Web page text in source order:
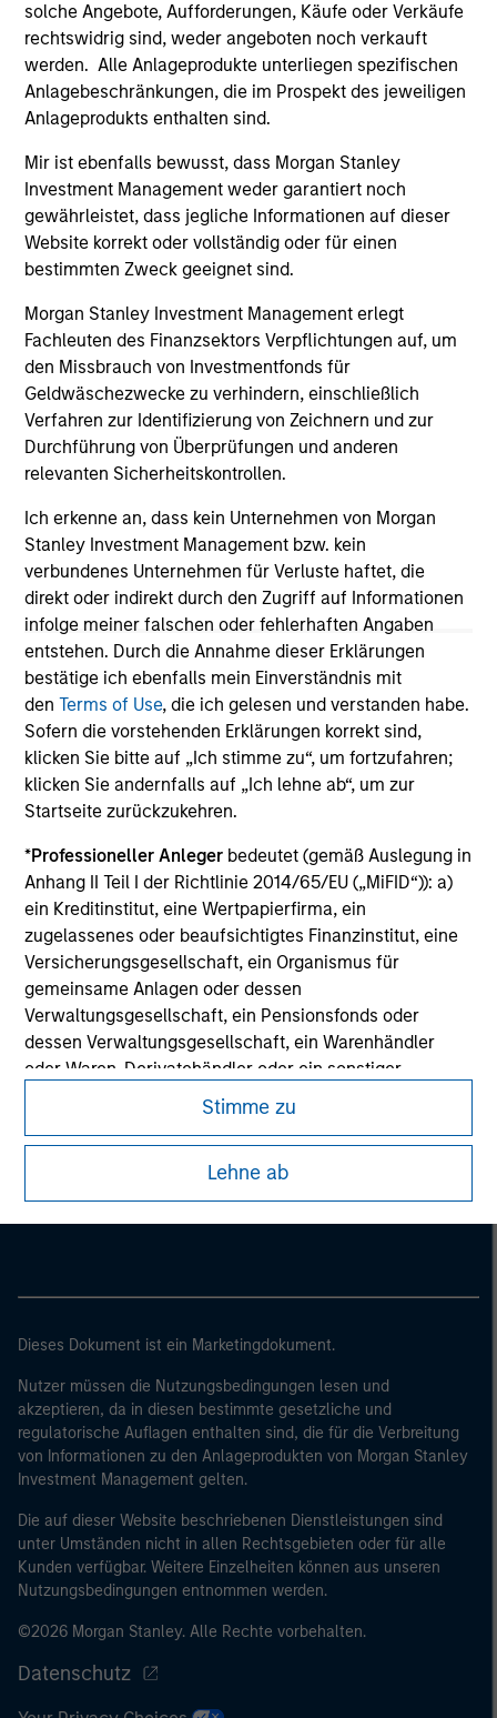
solche Angebote, Aufforderungen, Käufe oder Verkäufe
rechtswidrig sind, weder angeboten noch verkauft
werden. Alle Anlageprodukte unterliegen spezifischen
Anlagebeschränkungen, die im Prospekt des jeweiligen
Anlageprodukts enthalten sind.
Mir ist ebenfalls bewusst, dass Morgan Stanley
Investment Management weder garantiert noch
gewährleistet, dass jegliche Informationen auf dieser
Website korrekt oder vollständig oder für einen
bestimmten Zweck geeignet sind.
Morgan Stanley Investment Management erlegt
Fachleuten des Finanzsektors Verpflichtungen auf, um
den Missbrauch von Investmentfonds für
Geldwäschezwecke zu verhindern, einschließlich
Verfahren zur Identifizierung von Zeichnern und zur
Durchführung von Überprüfungen und anderen
relevanten Sicherheitskontrollen.
Ich erkenne an, dass kein Unternehmen von Morgan
Stanley Investment Management bzw. kein
verbundenes Unternehmen für Verluste haftet, die
direkt oder indirekt durch den Zugriff auf Informationen
infolge meiner falschen oder fehlerhaften Angaben
entstehen. Durch die Annahme dieser Erklärungen
bestätige ich ebenfalls mein Einverständnis mit
denTerms of Use, die ich gelesen und verstanden habe.
Sofern die vorstehenden Erklärungen korrekt sind,
klicken Sie bitte auf „Ich stimme zu“, um fortzufahren;
klicken Sie andernfalls auf „Ich lehne ab“, um zur
Startseite zurückzukehren.
*Professioneller Anleger bedeutet (gemäß Auslegung in
Anhang II Teil I der Richtlinie 2014/65/EU („MiFID“)): a)
ein Kreditinstitut, eine Wertpapierfirma, ein
zugelassenes oder beaufsichtigtes Finanzinstitut, eine
Versicherungsgesellschaft, ein Organismus für
gemeinsame Anlagen oder dessen
Verwaltungsgesellschaft, ein Pensionsfonds oder
dessen Verwaltungsgesellschaft, ein Warenhändler
oder Waren-Derivatehändler oder ein sonstiger
institutioneller Anleger, der in jedem Fall für die Tätigkeit
beaufsichtigt werden muss; b) ein Großunternehmen,
das mindestens zwei der folgenden
Größenanforderungen auf Unternehmensbasis erfüllt: (i)
eine Bilanzsumme von 20 Mio. EUR, (ii)
Regierung, einschließlich Stellen der staatlichen
Ebene, Zentralbanken, internationaler und
supranationaler Einrichtungen wie die Weltbank, der
IWF, die EZB, die EIB und andere vergleichbare
internationale Organisationen, die auf eigene Rechnung
Bitte beachten Sie, dass die Definition eines
professionellen Anlegers von der Definition der
Regulierungsbehörde des Landes abweichen kann, von
dem aus auf die Website zugegriffen wird.
Stimme zu
Lehne ab
Commodity Market Outlook: Trends
Driving Optimism in 2026
Discover what key trends are shaping the
commodity sectors in 2026 and setting up an
optimistic outlook for commodities.
12-DEC-2025
May not represent all Team Members.
The information on this page is for informational
purposes only. The information contained herein does
not constitute and should not be construed as an
offering of advisory services or an offer to sell or a
solicitation of an offer to buy any securities in any
purchase or sale would be unlawful under the
securities, insurance or other laws of such jurisdiction.
All investing involves risks, including a loss of principal.
Please refer to the strategy detail page for important
information on the strategy, including additional risk
Morgan Stanley Careers
Dieses Dokument ist ein Marketingdokument.
Nutzer müssen die Nutzungsbedingungen lesen und
akzeptieren, da in diesen bestimmte gesetzliche und
regulatorische Auflagen enthalten sind, die für die Verbreitung
von Informationen zu den Anlageprodukten von Morgan Stanley
Investment Management gelten.
Die auf dieser Website beschriebenen Dienstleistungen sind
unter Umständen nicht in allen Rechtsgebieten oder für alle
Kunden verfügbar. Weitere Einzelheiten können aus unseren
Nutzungsbedingungen entnommen werden.
©2026 Morgan Stanley. Alle Rechte vorbehalten.
Datenschutz